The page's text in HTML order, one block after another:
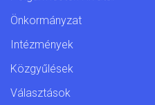
Önkormányzat
Intézmények
Közgyűlések
Választások